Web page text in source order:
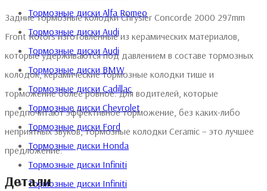
Тормозные диски Alfa Romeo
Тормозные диски Audi
Тормозные диски Audi
Тормозные диски BMW
Тормозные диски Cadillac
Тормозные диски Chevrolet
Тормозные диски Ford
Тормозные диски Honda
Тормозные диски Infiniti
Тормозные диски Infiniti
Задние тормозные колодки Chrysler Concorde 2000 297mm
Front Rotors изготовленные из керамических материалов,
которые удерживаются под давлением в составе тормозных
колодок, керамические тормозные колодки тише и
торможение более ровное. Для водителей, которые
предпочитают эффективное торможение, без каких-либо
неприятных звуков, тормозные колодки Ceramic – это лучшее
предложение.
Детали